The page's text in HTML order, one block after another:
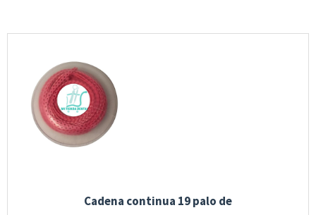
Cadena continua 19 palo de